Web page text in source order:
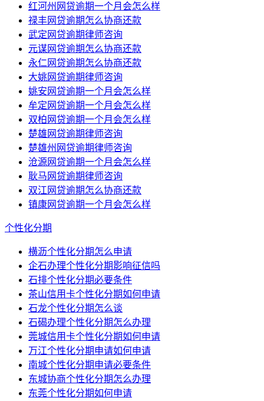
红河州网贷逾期一个月会怎么样
禄丰网贷逾期怎么协商还款
武定网贷逾期律师咨询
元谋网贷逾期怎么协商还款
永仁网贷逾期怎么协商还款
大姚网贷逾期律师咨询
姚安网贷逾期一个月会怎么样
牟定网贷逾期一个月会怎么样
双柏网贷逾期一个月会怎么样
楚雄网贷逾期律师咨询
楚雄州网贷逾期律师咨询
沧源网贷逾期一个月会怎么样
耿马网贷逾期律师咨询
双江网贷逾期怎么协商还款
镇康网贷逾期一个月会怎么样
个性化分期
横沥个性化分期怎么申请
企石办理个性化分期影响征信吗
石排个性化分期必要条件
茶山信用卡个性化分期如何申请
石龙个性化分期怎么谈
石碣办理个性化分期怎么办理
莞城信用卡个性化分期如何申请
万江个性化分期申请如何申请
南城个性化分期申请必要条件
东城协商个性化分期怎么办理
东莞个性化分期如何申请